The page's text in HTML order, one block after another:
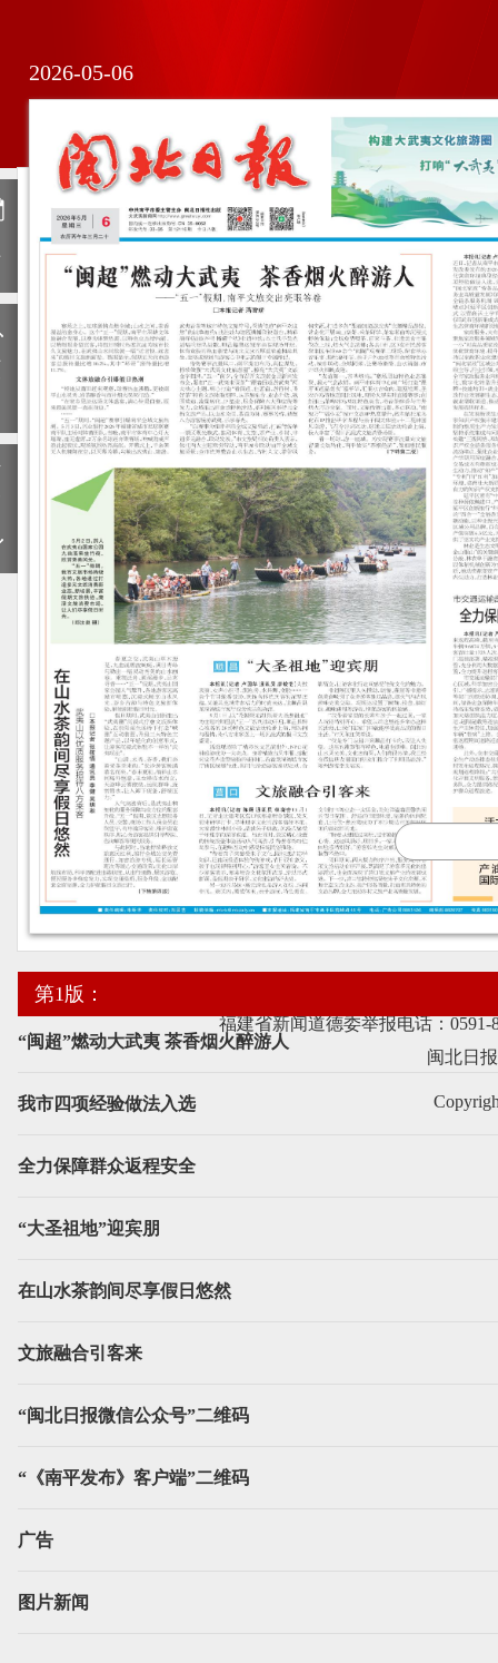
2026-05-06
第1版：
“闽超”燃动大武夷 茶香烟火醉游人
我市四项经验做法入选
全力保障群众返程安全
“大圣祖地”迎宾朋
在山水茶韵间尽享假日悠然
文旅融合引客来
“闽北日报微信公众号”二维码
“《南平发布》客户端”二维码
广告
图片新闻
福建省新闻道德委举报电话：0591-
闽北日